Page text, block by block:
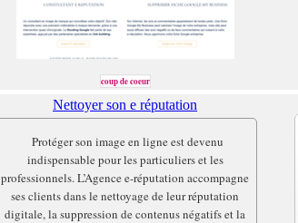
coup de coeur
Nettoyer son e réputation
Protéger son image en ligne est devenu
indispensable pour les particuliers et les
professionnels. L’Agence e-réputation accompagne
ses clients dans le nettoyage de leur réputation
digitale, la suppression de contenus négatifs et la